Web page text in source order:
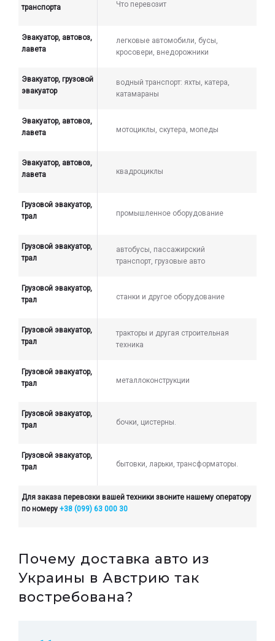
транспорта
Что перевозит
Эвакуатор, автовоз,
лавета
легковые автомобили, бусы,
кросовери, внедорожники
Эвакуатор, грузовой
эвакуатор
водный транспорт: яхты, катера,
катамараны
Эвакуатор, автовоз,
лавета
мотоциклы, скутера, мопеды
Эвакуатор, автовоз,
лавета
квадроциклы
Грузовой эвакуатор,
трал
промышленное оборудование
Грузовой эвакуатор,
трал
автобусы, пассажирский
транспорт, грузовые авто
Грузовой эвакуатор,
трал
станки и другое оборудование
Грузовой эвакуатор,
трал
тракторы и другая строительная
техника
Грузовой эвакуатор,
трал
металлоконструкции
Грузовой эвакуатор,
трал
бочки, цистерны.
Грузовой эвакуатор,
трал
бытовки, ларьки, трансформаторы.
Для заказа перевозки вашей техники звоните нашему оператору
по номеру +38 (099) 63 000 30
Почему доставка авто из
Украины в Австрию так
востребована?